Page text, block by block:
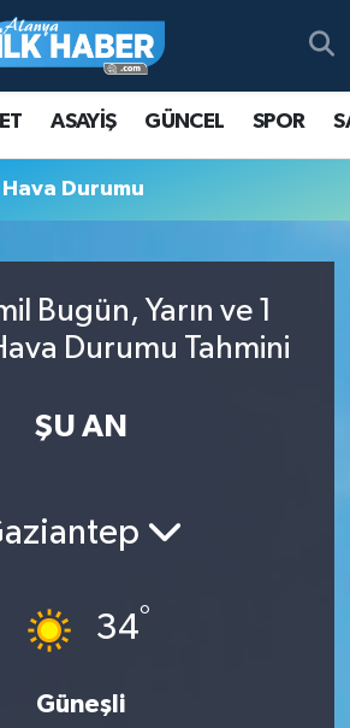
ASAYİŞ GÜNCEL SPOR
Durumu
Bugün, Yarın ve 1
Durumu Tahmini
ŞU AN
34°
Güneşli
Eczaneler
Durumu ve Fikstür